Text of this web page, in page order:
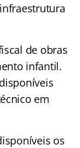
de obras
infantil.
em
os